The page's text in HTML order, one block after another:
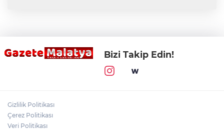
Bizi Takip Edin!
Gizlilik Politikası
Çerez Politikası
Veri Politikası